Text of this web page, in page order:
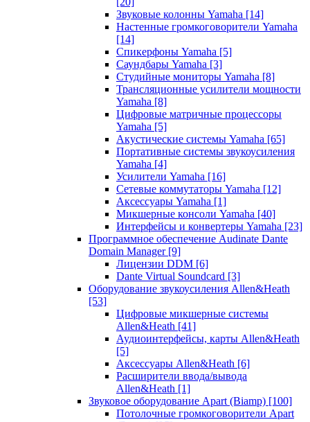
Звуковые колонны Yamaha [14]
Настенные громкоговорители Yamaha
[14]
Спикерфоны Yamaha [5]
Саундбары Yamaha [3]
Студийные мониторы Yamaha [8]
Трансляционные усилители мощности
Yamaha [8]
Цифровые матричные процессоры
Yamaha [5]
Акустические системы Yamaha [65]
Портативные системы звукоусиления
Yamaha [4]
Усилители Yamaha [16]
Сетевые коммутаторы Yamaha [12]
Аксессуары Yamaha [1]
Микшерные консоли Yamaha [40]
Интерфейсы и конвертеры Yamaha [23]
Программное обеспечение Audinate Dante
Domain Manager [9]
Лицензии DDM [6]
Dante Virtual Soundcard [3]
Оборудование звукоусиления Allen&Heath
[53]
Цифровые микшерные системы
Allen&Heath [41]
Аудиоинтерфейсы, карты Allen&Heath
[5]
Аксессуары Allen&Heath [6]
Расширители ввода/вывода
Allen&Heath [1]
Звуковое оборудование Apart (Biamp) [100]
Потолочные громкоговорители Apart